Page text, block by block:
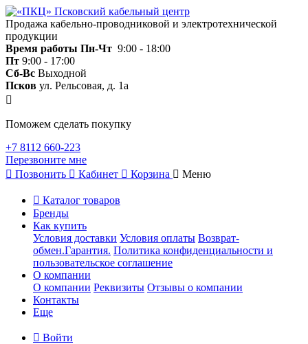
Продажа кабельно-проводниковой и электротехнической
продукции
Время работы Пн-Чт 9:00 - 18:00
Пт 9:00 - 17:00
Сб-Вс Выходной
Псков ул. Рельсовая, д. 1а
Поможем сделать покупку
+7 8112 660-223
Перезвоните мне
Позвонить
Кабинет Корзина Меню
Каталог товаров
Бренды
Как купить
Условия доставки Условия оплаты Возврат-
обмен.Гарантия. Политика конфиденциальности и
пользовательское соглашение
О компании
О компании Реквизиты Отзывы о компании
Контакты
Еще
Войти